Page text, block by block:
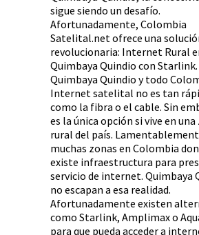
sigue siendo un desafío.
Afortunadamente, Colombia
Satelital.net ofrece una
revolucionaria: Internet Rural
Quimbaya Quindio con Starlink.
Quimbaya Quindio y todo
Internet satelital no es tan
como la fibra o el cable. Sin
es la única opción si vive en una
rural del país.
muchas zonas en Colombia
existe infraestructura para
servicio de internet. Quimbaya
no escapan a esa realidad.
Afortunadamente existen
como Starlink, Amplimax o
para que pueda acceder a